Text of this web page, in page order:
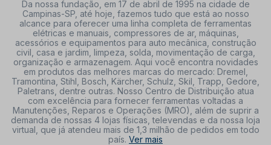
Da nossa fundação, em 17 de abril de 1995 na cidade de
Campinas-SP, até hoje, fazemos tudo que está ao nosso
alcance para oferecer uma linha completa de ferramentas
elétricas e manuais, compressores de ar, máquinas,
acessórios e equipamentos para auto mecânica, construção
civil, casa e jardim, limpeza, solda, movimentação de carga,
organização e armazenagem. Aqui você encontra novidades
em produtos das melhores marcas do mercado: Dremel,
Tramontina, Stihl, Bosch, Kärcher, Schulz, Skil, Trapp, Gedore,
Paletrans, dentre outras. Nosso Centro de Distribuição atua
com excelência para fornecer ferramentas voltadas a
Manutenções, Reparos e Operações (MRO), além de suprir a
demanda de nossas 4 lojas físicas, televendas e da nossa loja
virtual, que já atendeu mais de 1,3 milhão de pedidos em todo
país. Ver mais